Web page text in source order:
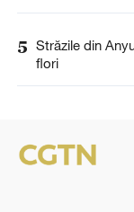
5 Străzile din
flori